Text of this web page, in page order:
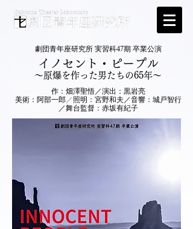
劇団青年座研究所 実習科47期 卒業公演
イノセント・ピープル
～原爆を作った男たちの65年～
​​作：畑澤聖悟／演出：黒岩亮
美術：阿部一郎／ 照明：宮野和夫／音響：城戸智行
／舞台監督：赤坂有紀子